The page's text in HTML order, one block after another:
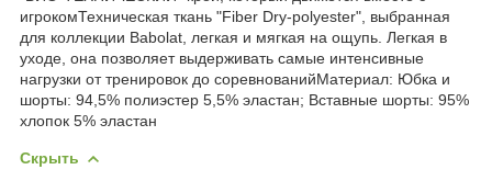
игрокомТехническая ткань "Fiber Dry-polyester", выбранная
для коллекции Babolat, легкая и мягкая на ощупь. Легкая в
уходе, она позволяет выдерживать самые интенсивные
нагрузки от тренировок до соревнованийМатериал: Юбка и
шорты: 94,5% полиэстер 5,5% эластан; Вставные шорты: 95%
хлопок 5% эластан
Скрыть